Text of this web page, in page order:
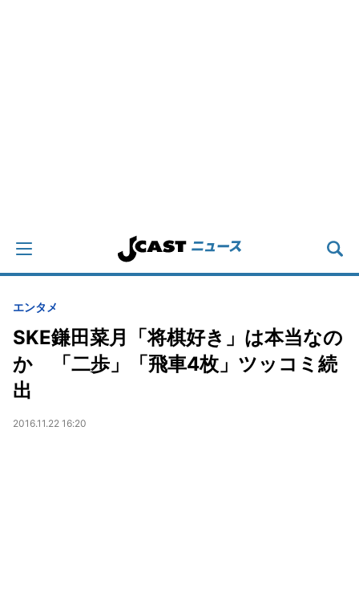
エンタメ
SKE鎌田菜月「将棋好き」は本当なの
か 「二歩」「飛車4枚」ツッコミ続
出
2016.11.22 16:20